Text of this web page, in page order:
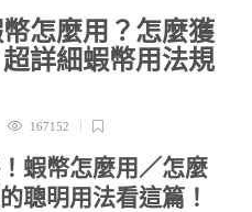
怎麼用？怎麼獲
詳細蝦幣用法規
167152
蝦幣怎麼用／怎麼
聰明用法看這篇！